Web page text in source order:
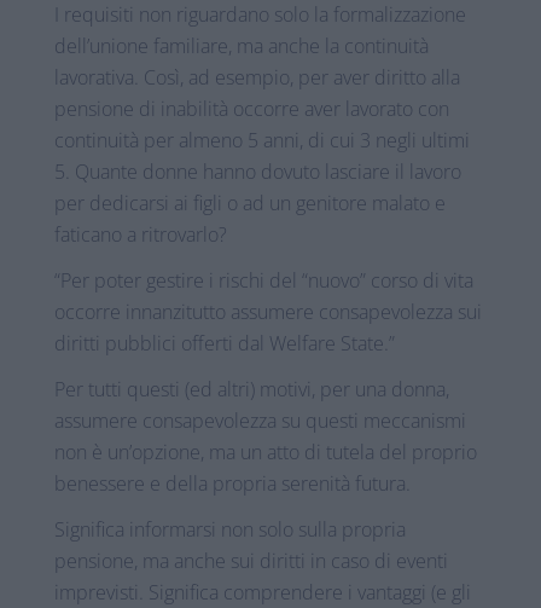
I requisiti non riguardano solo la formalizzazione
dell’unione familiare, ma anche la continuità
lavorativa. Così, ad esempio, per aver diritto alla
pensione di inabilità occorre aver lavorato con
continuità per almeno 5 anni, di cui 3 negli ultimi
5. Quante donne hanno dovuto lasciare il lavoro
per dedicarsi ai figli o ad un genitore malato e
faticano a ritrovarlo?
“Per poter gestire i rischi del “nuovo” corso di vita
occorre innanzitutto assumere consapevolezza sui
diritti pubblici offerti dal Welfare State.”
Per tutti questi (ed altri) motivi, per una donna,
assumere consapevolezza su questi meccanismi
non è un’opzione, ma un atto di tutela del proprio
benessere e della propria serenità futura.
Significa informarsi non solo sulla propria
pensione, ma anche sui diritti in caso di eventi
imprevisti. Significa comprendere i vantaggi (e gli